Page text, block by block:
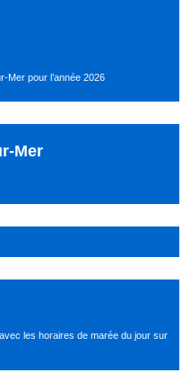
Mer pour l’année 2026
Mer
les horaires de marée du joursur